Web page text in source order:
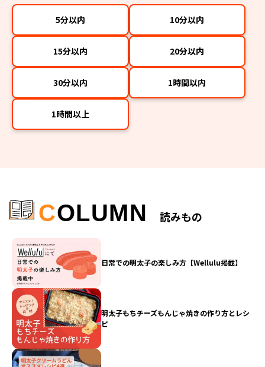
5分以内 10分以内
15分以内 20分以内
30分以内 1時間以内
1時間以上
COLUMN 読みもの
日常での明太子の楽しみ方【Wellulu掲載】
明太子もちチーズもんじゃ焼きの作り方とレシ
ピ